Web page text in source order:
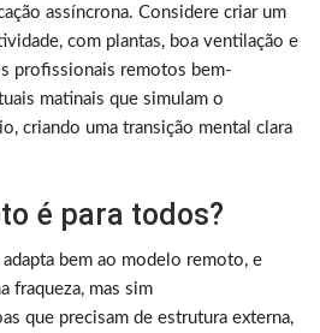
assíncrona. Considere criar um
com plantas, boa ventilação e
profissionais remotos bem-
matinais que simulam o
criando uma transição mental clara
é para todos?
bem ao modelo remoto, e
fraqueza, mas sim
que precisam de estrutura externa,